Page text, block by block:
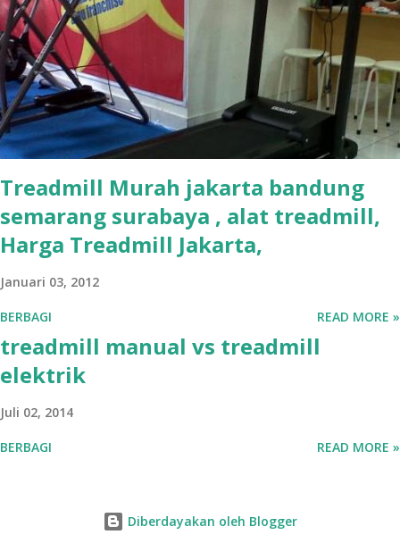
Treadmill Murah jakarta bandung
semarang surabaya , alat treadmill,
Harga Treadmill Jakarta,
Januari 03, 2012
BERBAGI READ MORE »
treadmill manual vs treadmill
elektrik
Juli 02, 2014
BERBAGI READ MORE »
Diberdayakan oleh Blogger